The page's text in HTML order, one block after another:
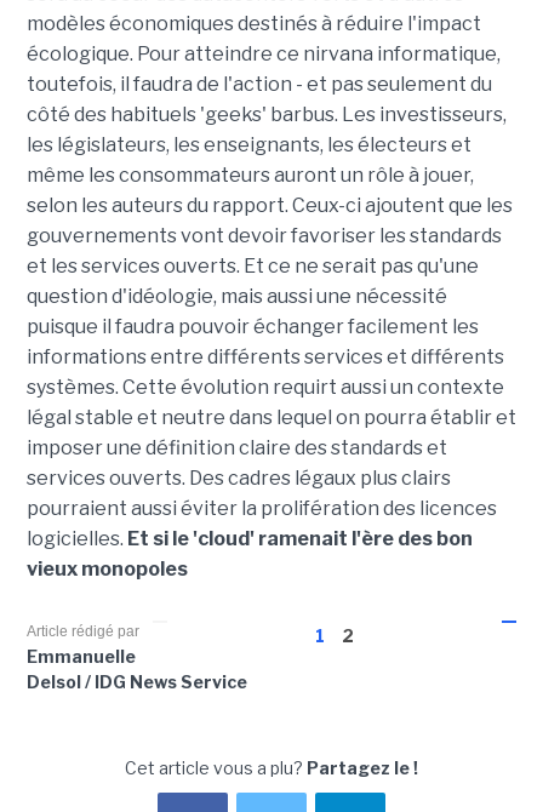
modèles économiques destinés à réduire l'impact
écologique. Pour atteindre ce nirvana informatique,
toutefois, il faudra de l'action - et pas seulement du
côté des habituels 'geeks' barbus. Les investisseurs,
les législateurs, les enseignants, les électeurs et
même les consommateurs auront un rôle à jouer,
selon les auteurs du rapport. Ceux-ci ajoutent que les
gouvernements vont devoir favoriser les standards
et les services ouverts. Et ce ne serait pas qu'une
question d'idéologie, mais aussi une nécessité
puisque il faudra pouvoir échanger facilement les
informations entre différents services et différents
systèmes. Cette évolution requirt aussi un contexte
légal stable et neutre dans lequel on pourra établir et
imposer une définition claire des standards et
services ouverts. Des cadres légaux plus clairs
pourraient aussi éviter la prolifération des licences
logicielles. Et si le 'cloud' ramenait l'ère des bon
vieux monopoles
1 2
Article rédigé par
Emmanuelle
Delsol / IDG News Service
Cet article vous a plu? Partagez le !